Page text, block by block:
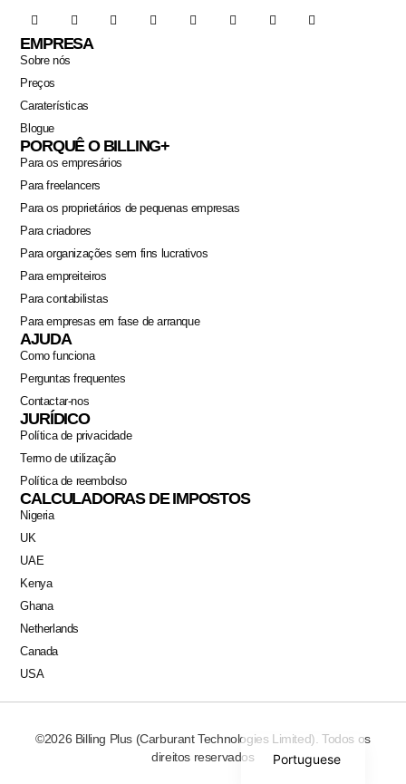
EMPRESA
Sobre nós
Preços
Caraterísticas
Blogue
PORQUÊ O BILLING+
Para os empresários
Para freelancers
Para os proprietários de pequenas empresas
Para criadores
Para organizações sem fins lucrativos
Para empreiteiros
Para contabilistas
Para empresas em fase de arranque
AJUDA
Como funciona
Perguntas frequentes
Contactar-nos
JURÍDICO
Política de privacidade
Termo de utilização
Política de reembolso
CALCULADORAS DE IMPOSTOS
Nigeria
UK
UAE
Kenya
Ghana
Netherlands
Canada
USA
©2026 Billing Plus (Carburant Technologies Limited). Todos os
direitos reservados
Portuguese
Arabic